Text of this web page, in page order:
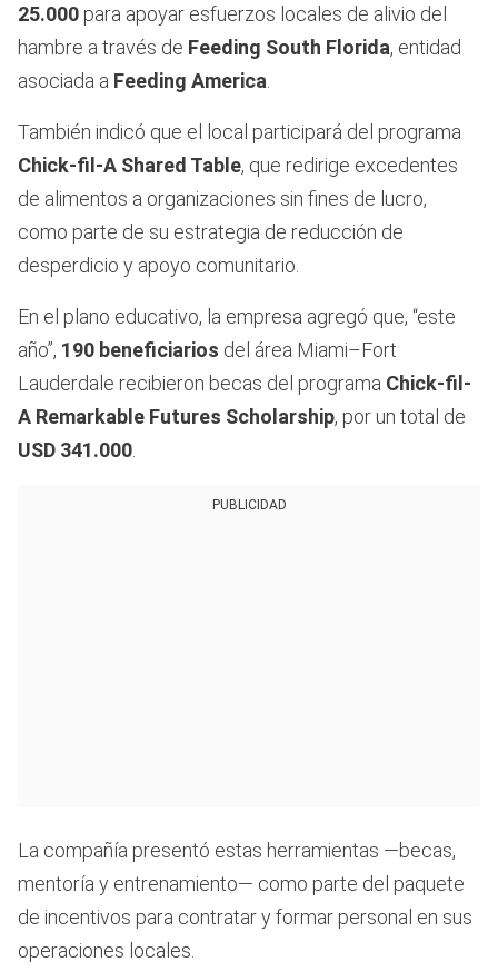
25.000 para apoyar esfuerzos locales de alivio del
hambre a través de Feeding South Florida, entidad
asociada a Feeding America
También indicó que el local participará del programa
Chick-fil-A Shared Table, que redirige excedentes
de alimentos a organizaciones sin fines de lucro,
como parte de su estrategia de reducción de
desperdicio y apoyo comunitario.
En el plano educativo, la empresa agregó que, “este
año”, 190 beneficiarios del área Miami–Fort
Lauderdale recibieron becas del programa Chick-fil-
A Remarkable Futures Scholarship, por un total de
USD 341.000
PUBLICIDAD
La compañía presentó estas herramientas —becas,
mentoría y entrenamiento— como parte del paquete
de incentivos para contratar y formar personal en sus
operaciones locales.